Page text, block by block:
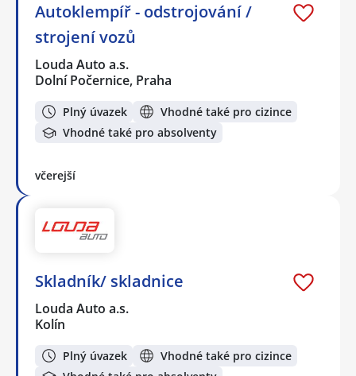
Autoklempíř - odstrojování /
strojení vozů
Louda Auto a.s.
Dolní Počernice, Praha
Plný úvazek
Vhodné také pro cizince
Vhodné také pro absolventy
včerejší
Skladník/ skladnice
Louda Auto a.s.
Kolín
Plný úvazek
Vhodné také pro cizince